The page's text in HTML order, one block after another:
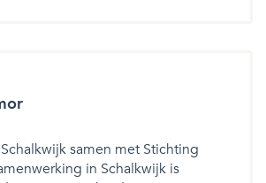
samen met Stichting
in Schalkwijk is